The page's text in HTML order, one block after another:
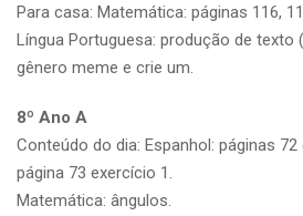
Para casa: Matemática: páginas 116,
Língua Portuguesa: produção de texto
gênero meme e crie um.
8º Ano A
Conteúdo do dia: Espanhol: páginas
página 73 exercício 1.
Matemática: ângulos.